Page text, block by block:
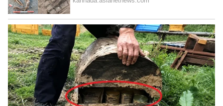
ಸ್ಟೇಷನ್‌ನಲ್ಲೇ ಕಳೆದೆ. ತಪ್ಪಿತಸ್ಥರು ಯಾರೂ ಎಂಬುದು
ಎಲ್ಲರಿಗೂ ಗೊತ್ತಿತ್ತು. ಆದರೆ ಅವರು ಹೊಂದಿದ್ದ ಬಲವಾದ
ಸಂಪರ್ಕಗಳಿಂದಾಗಿ ಯಾರು ಅವರ ವಿರುದ್ಧ ಕ್ರಮಕ್ಕೆ
ಮುಂದಾಗುತ್ತಿರಲಿಲ್ಲ, ಆದರೆ 2019ರಲ್ಲಿ ಎನ್‌ಜಿಒ ಒಂದರ
ಸಹಾಯದಿಂದ ಅವರನ್ನು ಕೊನೆಗೂ ಬಂಧಿಸಲಾಯ್ತು. ಆ ರಾತ್ರಿ
ನಾನು ಸುಖವಾಗಿ ನಿದ್ರಿಸಿದೆ.